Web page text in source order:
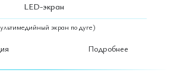
LED-экран
экран по дуге)
Подробнее